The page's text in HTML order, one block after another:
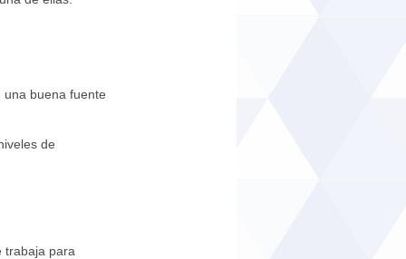
buena fuente
de
trabaja para